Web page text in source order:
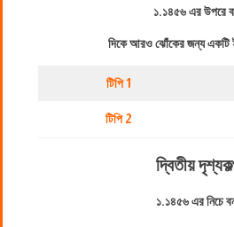
১.১৪৫৬ এর উপরে
দিকে আরও ঝোঁকের জন্য একটি
টিপি 1
টিপি 2
দ্বিতীয়
১.১৪৫৬ এর নিচে